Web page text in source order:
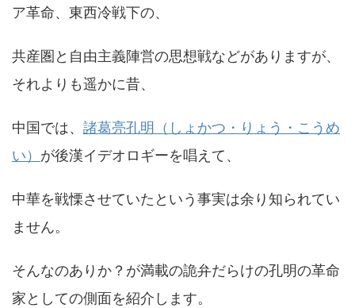
ア革命、東西冷戦下の、
共産圏と自由主義陣営の思想戦などがありますが、
それよりも遥かに昔、
中国では、 諸葛亮孔明（しょかつ・りょう・こうめ
い） が後漢イデオロギーを唱えて、
中華を戦慄させていたという事実は余り知られてい
ません。
そんなのありか？が満載の詭弁だらけの孔明の革命
家としての側面を紹介します。